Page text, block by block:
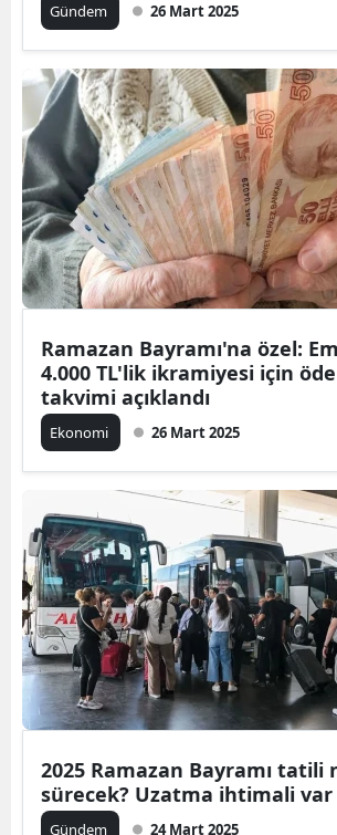
Gündem 26 Mart 2025
Ramazan Bayramı'na özel:
4.000 TL'lik ikramiyesi için
takvimi açıklandı
Ekonomi 26 Mart 2025
2025 Ramazan Bayramı tatili
sürecek? Uzatma ihtimali var
Gündem 24 Mart 2025